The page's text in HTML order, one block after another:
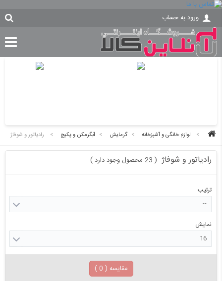
ورود به حساب
> لوازم خانگی و آشپزخانه > گرمایش > آبگرمکن و پکیج > رادیاتور و شوفاژ
رادیاتور و شوفاژ ( 23 محصول وجود دارد )
ترتیب
--
نمایش
16
مقایسه ( 0
)